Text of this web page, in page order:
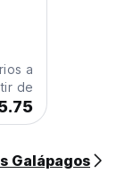
a
de
Galápagos